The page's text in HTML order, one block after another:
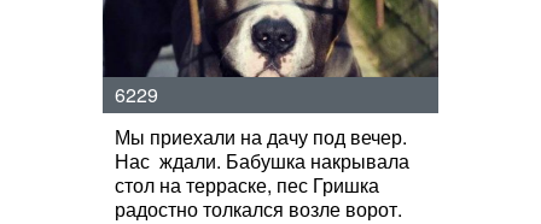
6229
Мы приехали на дачу под вечер.
Нас ждали. Бабушка накрывала
стол на терраске, пес Гришка
радостно толкался возле ворот.